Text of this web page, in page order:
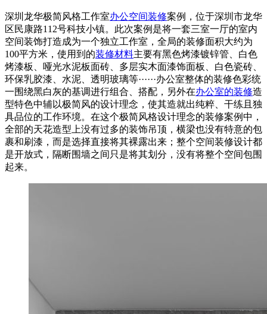
深圳龙华极简风格工作室办公空间装修案例，位于深圳市龙华
区民康路112号科技小镇。此次案例是将一套三室一厅的室内
空间装饰打造成为一个独立工作室，全局的装修面积大约为
100平方米，使用到的装修材料主要有黑色烤漆镀锌管、白色
烤漆板、哑光水泥板面砖、多层实木面漆饰面板、白色瓷砖、
环保乳胶漆、水泥、透明玻璃等······办公室整体的装修色彩统
一围绕黑白灰的基调进行组合、搭配，另外在办公室的装修造
型特色中辅以极简风的设计理念，使其造就出纯粹、干练且独
具品位的工作环境。在这个极简风格设计理念的装修案例中，
全部的天花造型上没有过多的装饰吊顶，横梁也没有特意的包
裹和刷漆，而是选择直接将其裸露出来；整个空间装修设计都
是开放式，隔断围墙之间只是将其划分，没有将整个空间包围
起来。